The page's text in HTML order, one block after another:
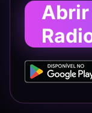
Abrir